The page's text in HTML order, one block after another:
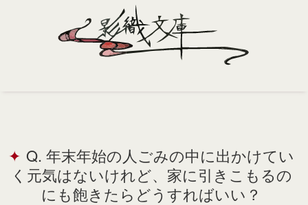
Portfolio
Support
Q. 年末年始の人ごみの中に出かけてい
く元気はないけれど、家に引きこもるの
にも飽きたらどうすればいい？